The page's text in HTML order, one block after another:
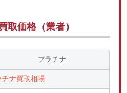
取価格（業者）
プラチナ
ナ買取相場